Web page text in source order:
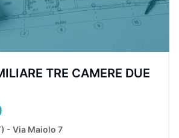
TRE CAMERE DUE
- Via Maiolo 7